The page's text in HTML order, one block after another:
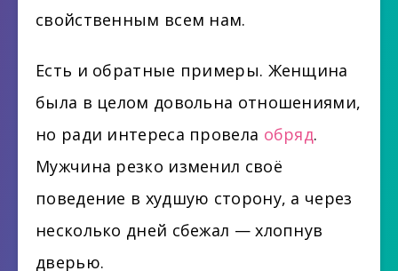
свойственным всем нам.
Есть и обратные примеры. Женщина
была в целом довольна отношениями,
но ради интереса провела обряд.
Мужчина резко изменил своё
поведение в худшую сторону, а через
несколько дней сбежал — хлопнув
дверью.